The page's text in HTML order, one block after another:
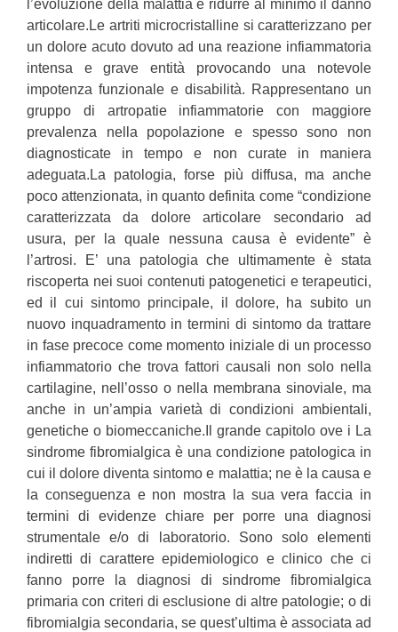
l’evoluzione della malattia e ridurre al minimo il danno
articolare.Le artriti microcristalline si caratterizzano per
un dolore acuto dovuto ad una reazione infiammatoria
intensa e grave entità provocando una notevole
impotenza funzionale e disabilità. Rappresentano un
gruppo di artropatie infiammatorie con maggiore
prevalenza nella popolazione e spesso sono non
diagnosticate in tempo e non curate in maniera
adeguata.La patologia, forse più diffusa, ma anche
poco attenzionata, in quanto definita come “condizione
caratterizzata da dolore articolare secondario ad
usura, per la quale nessuna causa è evidente” è
l’artrosi. E’ una patologia che ultimamente è stata
riscoperta nei suoi contenuti patogenetici e terapeutici,
ed il cui sintomo principale, il dolore, ha subito un
nuovo inquadramento in termini di sintomo da trattare
in fase precoce come momento iniziale di un processo
infiammatorio che trova fattori causali non solo nella
cartilagine, nell’osso o nella membrana sinoviale, ma
anche in un’ampia varietà di condizioni ambientali,
genetiche o biomeccaniche.Il grande capitolo ove i La
sindrome fibromialgica è una condizione patologica in
cui il dolore diventa sintomo e malattia; ne è la causa e
la conseguenza e non mostra la sua vera faccia in
termini di evidenze chiare per porre una diagnosi
strumentale e/o di laboratorio. Sono solo elementi
indiretti di carattere epidemiologico e clinico che ci
fanno porre la diagnosi di sindrome fibromialgica
primaria con criteri di esclusione di altre patologie; o di
fibromialgia secondaria, se quest’ultima è associata ad